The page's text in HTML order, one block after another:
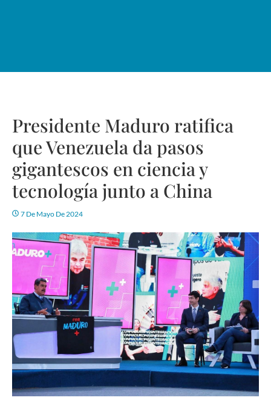
Presidente Maduro ratifica
que Venezuela da pasos
gigantescos en ciencia y
tecnología junto a China
7 De Mayo De 2024